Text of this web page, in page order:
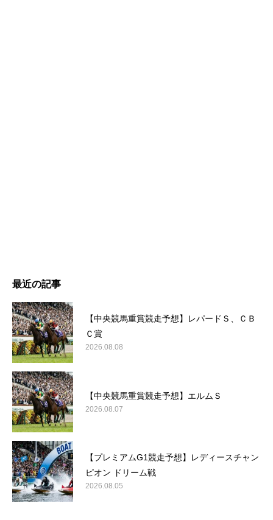
最近の記事
【中央競馬重賞競走予想】レパードＳ、ＣＢ
Ｃ賞
2026.08.08
【中央競馬重賞競走予想】エルムＳ
2026.08.07
【プレミアムG1競走予想】レディースチャン
ピオン ドリーム戦
2026.08.05